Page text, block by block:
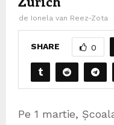
de Ionela van Reez-Zota
SHARE 0
Pe 1 martie,